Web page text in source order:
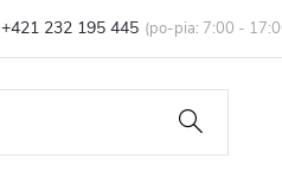
+421 232 195 445
Obchodné podmienky